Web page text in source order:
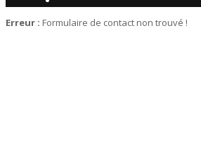
Erreur : Formulaire de contact non trouvé !